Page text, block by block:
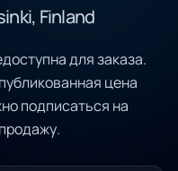
Finland
для заказа.
цена
подписаться на